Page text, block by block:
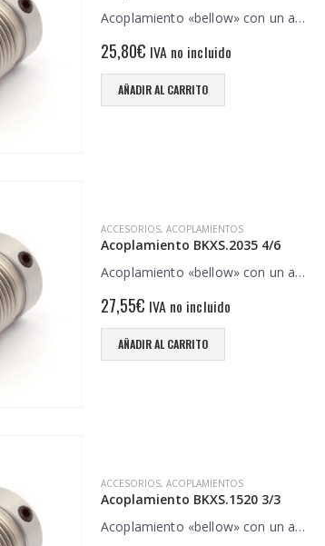
Acoplamiento «bellow» con un a…
25,80€ IVA no incluido
AÑADIR AL CARRITO
ACCESORIOS, ACOPLAMIENTOS
Acoplamiento BKXS.2035 4/6
Acoplamiento «bellow» con un a…
27,55€ IVA no incluido
AÑADIR AL CARRITO
ACCESORIOS, ACOPLAMIENTOS
Acoplamiento BKXS.1520 3/3
Acoplamiento «bellow» con un a…